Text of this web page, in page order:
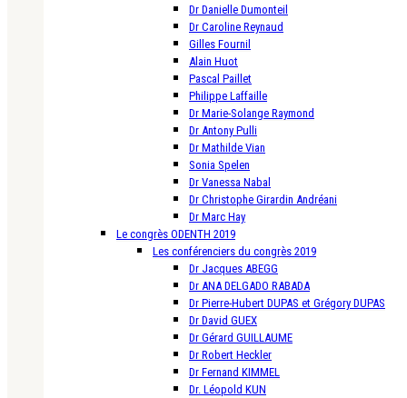
Dr Danielle Dumonteil
Dr Caroline Reynaud
Gilles Fournil
Alain Huot
Pascal Paillet
Philippe Laffaille
Dr Marie-Solange Raymond
Dr Antony Pulli
Dr Mathilde Vian
Sonia Spelen
Dr Vanessa Nabal
Dr Christophe Girardin Andréani
Dr Marc Hay
Le congrès ODENTH 2019
Les conférenciers du congrès 2019
Dr Jacques ABEGG
Dr ANA DELGADO RABADA
Dr Pierre-Hubert DUPAS et Grégory DUPAS
Dr David GUEX
Dr Gérard GUILLAUME
Dr Robert Heckler
Dr Fernand KIMMEL
Dr. Léopold KUN